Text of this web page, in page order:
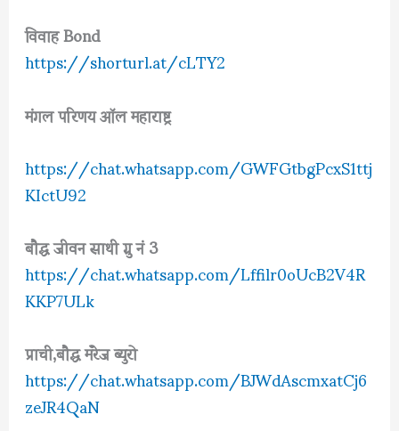
विवाह Bond
https://shorturl.at/cLTY2
मंगल परिणय ऑल महाराष्ट्र
https://chat.whatsapp.com/GWFGtbgPcxS1ttj
KIctU92
बौद्ध जीवन साथी ग्रु नं 3
https://chat.whatsapp.com/Lffilr0oUcB2V4R
KKP7ULk
प्राची,बौद्ध मॅरेज ब्युरो
https://chat.whatsapp.com/BJWdAscmxatCj6
zeJR4QaN